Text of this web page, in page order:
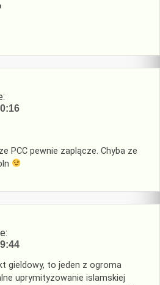
PCC pewnie zaplącze. Chyba ze
gieldowy, to jeden z ogroma
uprymityzowanie islamskiej